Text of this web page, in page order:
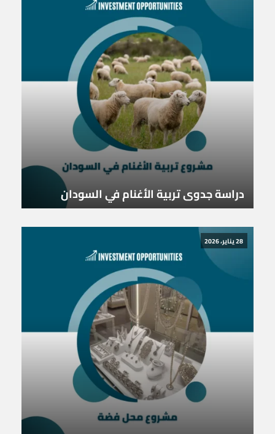
دراسة جدوى تربية الأغنام في السودان
28 يناير، 2026